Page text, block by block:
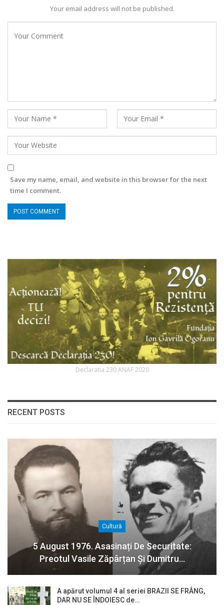
Your email address will not be published.
Save my name, email, and website in this browser for the next
time I comment.
Declaratia 230 ANAF 2020
RECENT POSTS
Cultură
5 August 1976. Asasinați De Securitate:
Preotul Vasile Zăpârțan Și Dumitru…
A apărut volumul 4 al seriei BRAZII SE FRÂNG,
DAR NU SE ÎNDOIESC de…